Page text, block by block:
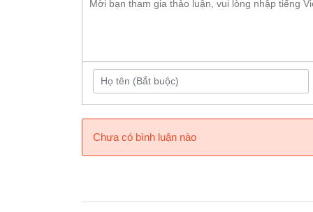
Phù Hợp Mô Hình:
Công ty văn phòng,
Siêu Thị
Tương thích HDH: Win 7, Win 10, Win
Mitaco, Mitapro,
Tham khảo
Chưa có bình luận nào